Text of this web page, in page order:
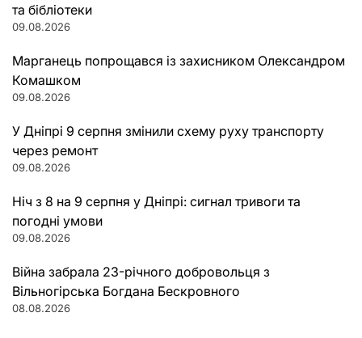
та бібліотеки
09.08.2026
Марганець попрощався із захисником Олександром
Комашком
09.08.2026
У Дніпрі 9 серпня змінили схему руху транспорту
через ремонт
09.08.2026
Ніч з 8 на 9 серпня у Дніпрі: сигнал тривоги та
погодні умови
09.08.2026
Війна забрала 23-річного добровольця з
Вільногірська Богдана Бескровного
08.08.2026